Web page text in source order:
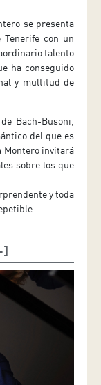
se presenta
con un
talento
ha conseguido
y multitud de
Bach-Busoni,
del que es
Montero invitará
sobre los que
y toda